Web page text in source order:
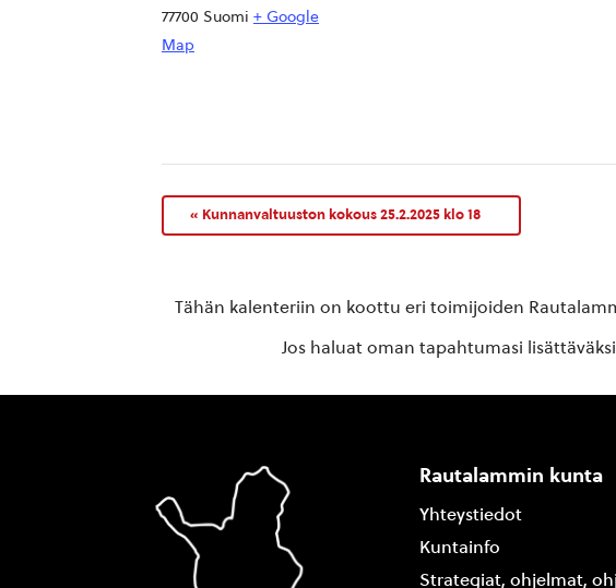
77700 Suomi + Google
Map
« Kunnanvaltuuston kokous 25.2.2025 klo 18
Tähän kalenteriin on koottu eri toimijoiden
Jos haluat oman tapahtumasi
Rautalammin kunta
Yhteystiedot
Kuntainfo
Strategiat, ohjelmat,